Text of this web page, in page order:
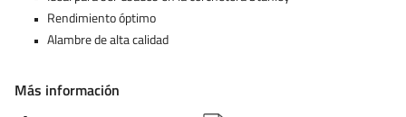
Rendimiento óptimo
Alambre de alta calidad
Más información